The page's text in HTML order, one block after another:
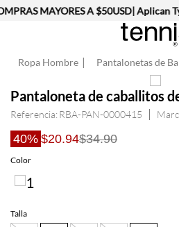
MAYORES A $50USD| Aplican
Ropa Hombre Pantalonetas de
Pantaloneta de caballitos
Referencia: RBA-PAN-0000415
40% $20.94$34.90
Color
Talla